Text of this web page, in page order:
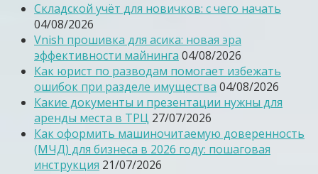
Складской учёт для новичков: с чего начать
04/08/2026
Vnish прошивка для асика: новая эра
эффективности майнинга 04/08/2026
Как юрист по разводам помогает избежать
ошибок при разделе имущества 04/08/2026
Какие документы и презентации нужны для
аренды места в ТРЦ 27/07/2026
Как оформить машиночитаемую доверенность
(МЧД) для бизнеса в 2026 году: пошаговая
инструкция 21/07/2026